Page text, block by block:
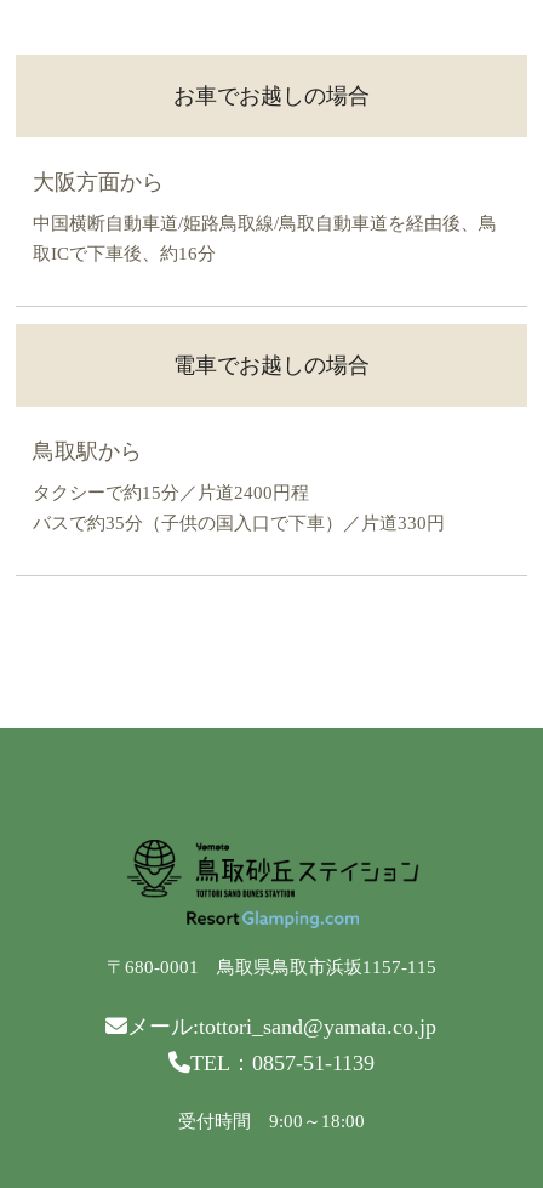
お車でお越しの場合
大阪方面から
中国横断自動車道/姫路鳥取線/鳥取自動車道を経由後、鳥
取ICで下車後、約16分
電車でお越しの場合
鳥取駅から
タクシーで約15分／片道2400円程
バスで約35分（子供の国入口で下車）／片道330円
〒680-0001 鳥取県鳥取市浜坂1157-115
メール:tottori_sand@yamata.co.jp
TEL： 0857-51-1139
受付時間 9:00～18:00